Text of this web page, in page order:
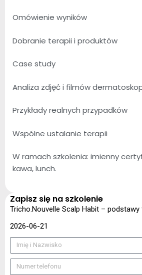
Omówienie wyników
Dobranie terapii i produktów
Case study
Analiza zdjęć i filmów
Przykłady realnych przypadków
Wspólne ustalanie terapii
W ramach szkolenia: imienny
kawa, lunch.
Zapisz się na szkolenie
Tricho.Nouvelle Scalp Habit –
2026-06-21